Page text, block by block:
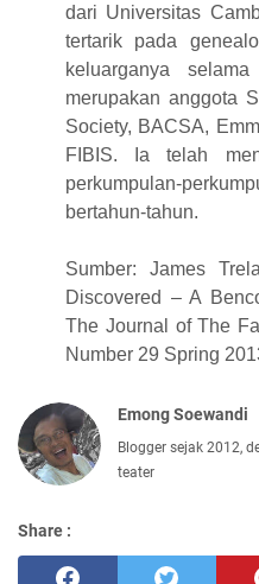
dari Universitas
tertarik pada
keluarganya
merupakan anggota
Society, BACSA,
FIBIS. Ia telah
perkumpulan-
bertahun-tahun.
Sumber: James
Discovered – A
The Journal of The
Number 29 Spring
Emong Soewandi
Blogger sejak 2012,
teater
Share :